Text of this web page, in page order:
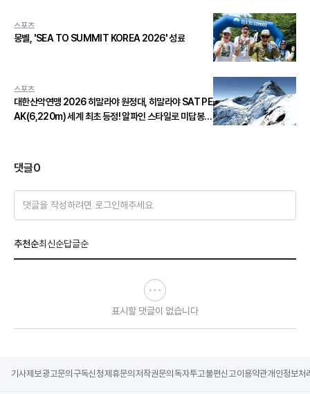
스포츠
몽벨, 'SEA TO SUMMIT KOREA 2026' 성료
스포츠
대한산악연맹 2026 히말라야 원정대, 히말라야 SAT PE
AK(6,220m) 세계 최초 등정! 알파인 스타일로 미답봉
댓글0
댓글을 작성하려면 로그인해주세요
추천순최신순답글순
표시할 댓글이 없습니다
기사제보광고문의 구독신청제휴문의 저작권문의 독자투고불편신고이용약관개인정보처